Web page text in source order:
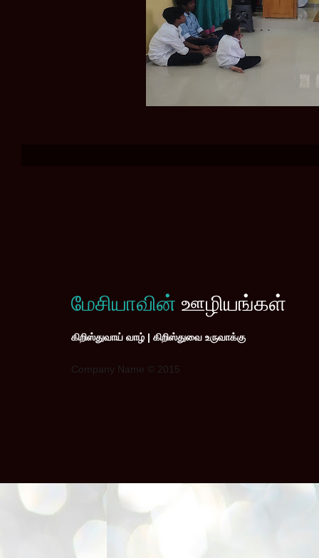
மேசியாவின் ஊழியங்கள்
கிறிஸ்துவாய் வாழ் | கிறிஸ்துவை உருவாக்கு
Company Name © 2015